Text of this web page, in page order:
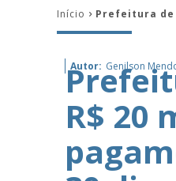
Início Prefeitura de
Autor: Genilson
R$ 20